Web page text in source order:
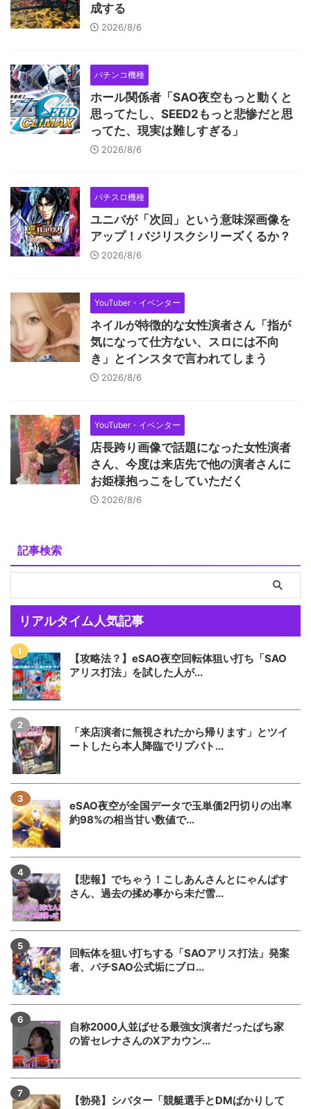
成する
2026/8/6
パチンコ機種
ホール関係者「SAO夜空もっと動くと
思ってたし、SEED2もっと悲惨だと思
ってた、現実は難しすぎる」
2026/8/6
パチスロ機種
ユニバが「次回」という意味深画像を
アップ！バジリスクシリーズくるか？
2026/8/6
YouTuber・イベンター
ネイルが特徴的な女性演者さん「指が
気になって仕方ない、スロには不向
き」とインスタで言われてしまう
2026/8/6
YouTuber・イベンター
店長跨り画像で話題になった女性演者
さん、今度は来店先で他の演者さんに
お姫様抱っこをしていただく
2026/8/6
記事検索
リアルタイム人気記事
【攻略法？】eSAO夜空回転体狙い打ち「SAO
アリス打法」を試した人が...
「来店演者に無視されたから帰ります」とツイ
ートしたら本人降臨でリプバト...
eSAO夜空が全国データで玉単価2円切りの出率
約98%の相当甘い数値で...
【悲報】でちゃう！こしあんさんとにゃんぱす
さん、過去の揉め事から未だ雪...
回転体を狙い打ちする「SAOアリス打法」発案
者、パチSAO公式垢にブロ...
自称2000人並ばせる最強女演者だったぱち家
の皆セレナさんのXアカウン...
【勃発】シバター「競艇選手とDMばかりして